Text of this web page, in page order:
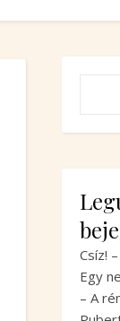
Csíz!
Egy
– A